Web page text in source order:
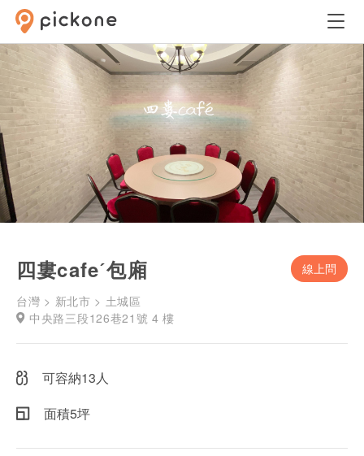
四婁cafeˊ包廂
線上問
台灣 > 新北市 > 土城區
中央路三段126巷21號 4 樓
可容納13人
面積5坪